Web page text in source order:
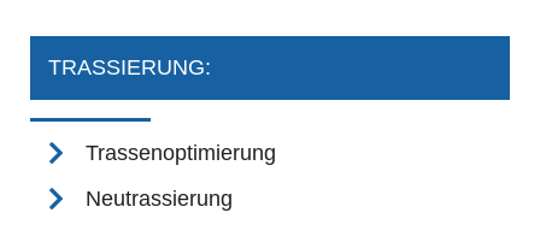
TRASSIERUNG:
Trassenoptimierung
Neutrassierung